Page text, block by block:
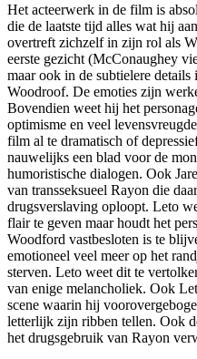
Het acteerwerk in de film is
die de laatste tijd alles wat hij
overtreft zichzelf in zijn rol als
eerste gezicht (McConaughey
maar ook in de subtielere
Woodroof. De emoties zijn
Bovendien weet hij het
optimisme en veel
film al te dramatisch of
nauwelijks een blad voor de
humoristische dialogen. Ook
van transseksueel Rayon die
drugsverslaving oploopt. Leto
flair te geven maar houdt het
Woodford vastbesloten is te
emotioneel veel meer op het
sterven. Leto weet dit te
van enige melancholiek. Ook
scene waarin hij
letterlijk zijn ribben tellen. Ook
het drugsgebruik van Rayon